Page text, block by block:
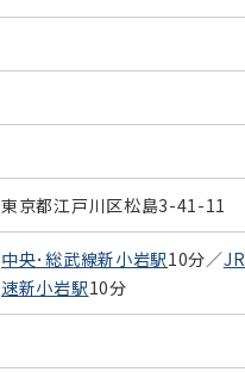
東京都江戸川区松島3-41-11
中央･総武線新小岩駅10分／
速新小岩駅10分